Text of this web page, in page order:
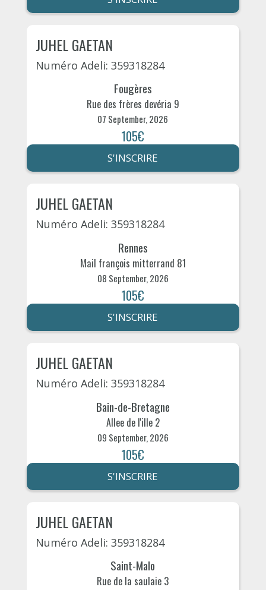
JUHEL GAETAN
Numéro Adeli: 359318284
Fougères
Rue des frères devéria 9
07 September, 2026
105€
S'INSCRIRE
JUHEL GAETAN
Numéro Adeli: 359318284
Rennes
Mail françois mitterrand 81
08 September, 2026
105€
S'INSCRIRE
JUHEL GAETAN
Numéro Adeli: 359318284
Bain-de-Bretagne
Allee de l'ille 2
09 September, 2026
105€
S'INSCRIRE
JUHEL GAETAN
Numéro Adeli: 359318284
Saint-Malo
Rue de la saulaie 3